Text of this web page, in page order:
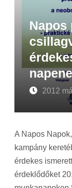
Napos
2012
A Napos
kampány
érdekes
érdeklődőket